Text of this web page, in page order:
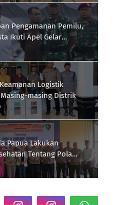
Pengamanan Pemilu,
Ikuti Apel Gelar
Logistik
masing Distrik
Papua Lakukan
Tentang Pola
Supiori